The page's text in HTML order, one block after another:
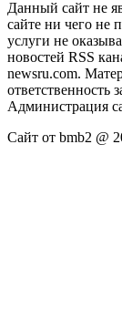
Данный сайт не
сайте ни чего не
услуги не
новостей RSS
newsru.com.
ответственность
Администрация
Сайт от bmb2 @